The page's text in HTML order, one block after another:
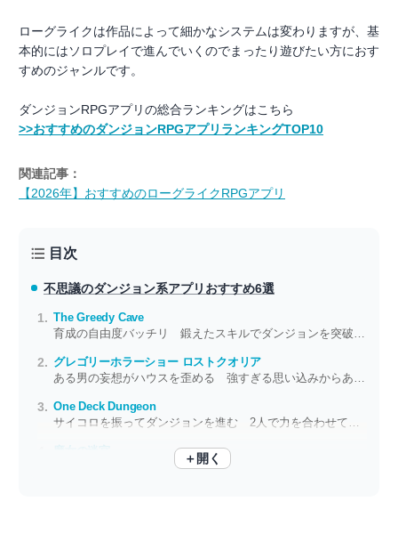
ローグライクは作品によって細かなシステムは変わりますが、基
本的にはソロプレイで進んでいくのでまったり遊びたい方におす
すめのジャンルです。
ダンジョンRPGアプリの総合ランキングはこちら
>>おすすめのダンジョンRPGアプリランキングTOP10
関連記事：
【2026年】おすすめのローグライクRPGアプリ
目次
不思議のダンジョン系アプリ おすすめ6選
The Greedy Cave
育成の自由度バッチリ 鍛えたスキルでダンジョンを突破しよう
グレゴリーホラーショー ロストクオリア
ある男の妄想がハウスを歪める 強すぎる思い込みからあなたは逃れられるか
One Deck Dungeon
サイコロを振ってダンジョンを進む 2人で力を合わせてボスを討伐しよう
＋開く